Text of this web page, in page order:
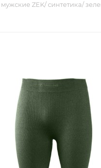
ZEK/ синтетика/